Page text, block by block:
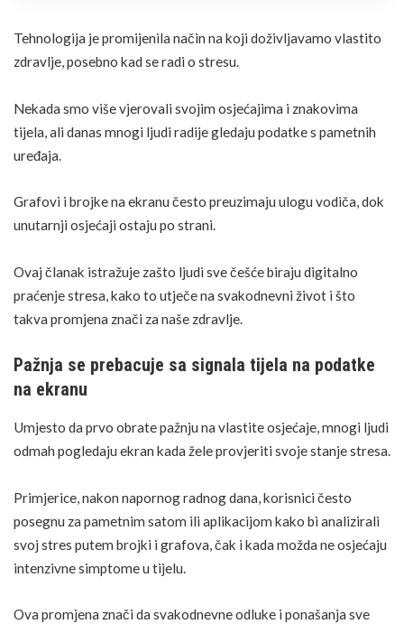
Tehnologija je promijenila način na koji doživljavamo vlastito
zdravlje, posebno kad se radi o stresu.
Nekada smo više vjerovali svojim osjećajima i znakovima
tijela, ali danas mnogi ljudi radije gledaju podatke s pametnih
uređaja.
Grafovi i brojke na ekranu često preuzimaju ulogu vodiča, dok
unutarnji osjećaji ostaju po strani.
Ovaj članak istražuje zašto ljudi sve češće biraju digitalno
praćenje stresa, kako to utječe na svakodnevni život i što
takva promjena znači za naše zdravlje.
Pažnja se prebacuje sa signala tijela na podatke
na ekranu
Umjesto da prvo obrate pažnju na vlastite osjećaje, mnogi ljudi
odmah pogledaju ekran kada žele provjeriti svoje stanje stresa.
Primjerice, nakon napornog radnog dana, korisnici često
posegnu za pametnim satom ili aplikacijom kako bi analizirali
svoj stres putem brojki i grafova, čak i kada možda ne osjećaju
intenzivne simptome u tijelu.
Ova promjena znači da svakodnevne odluke i ponašanja sve